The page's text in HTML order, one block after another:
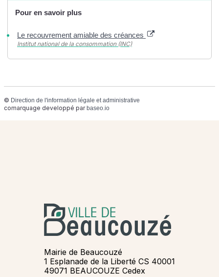
Pour en savoir plus
Le recouvrement amiable des créances
Institut national de la consommation (INC)
© Direction de l'information légale et administrative
comarquage developpé parbaseo.io
Mairie de Beaucouzé
1 Esplanade de la Liberté CS 40001
49071 BEAUCOUZE Cedex